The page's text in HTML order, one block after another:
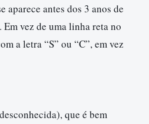
antes dos 3 anos de
vez de uma linha reta no
a letra “S” ou “C”, em vez
que é bem